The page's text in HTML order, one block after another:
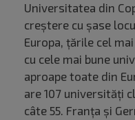
Universitatea din
creştere cu şase
Europa, ţările cel
cu cele mai bune
aproape toate din
are 107 universităţi
câte 55. Franţa şi